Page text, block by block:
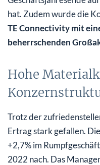
hat. Zudem wurde die
TE Connectivity mit
beherrschenden
Hohe
Trotz der
Ertrag stark gefallen.
+2,7% im
2022 nach. Das